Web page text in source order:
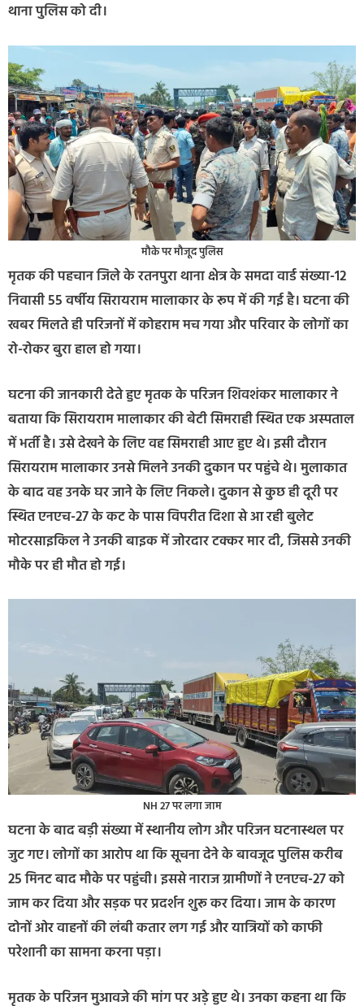
थाना पुलिस को दी।
मौके पर मौजूद पुलिस
मृतक की पहचान जिले के रतनपुरा थाना क्षेत्र के समदा वार्ड संख्या-12
निवासी 55 वर्षीय सिरायराम मालाकार के रूप में की गई है। घटना की
खबर मिलते ही परिजनों में कोहराम मच गया और परिवार के लोगों का
रो-रोकर बुरा हाल हो गया।
घटना की जानकारी देते हुए मृतक के परिजन शिवशंकर मालाकार ने
बताया कि सिरायराम मालाकार की बेटी सिमराही स्थित एक अस्पताल
में भर्ती है। उसे देखने के लिए वह सिमराही आए हुए थे। इसी दौरान
सिरायराम मालाकार उनसे मिलने उनकी दुकान पर पहुंचे थे। मुलाकात
के बाद वह उनके घर जाने के लिए निकले। दुकान से कुछ ही दूरी पर
स्थित एनएच-27 के कट के पास विपरीत दिशा से आ रही बुलेट
मोटरसाइकिल ने उनकी बाइक में जोरदार टक्कर मार दी, जिससे उनकी
मौके पर ही मौत हो गई।
NH 27 पर लगा जाम
घटना के बाद बड़ी संख्या में स्थानीय लोग और परिजन घटनास्थल पर
जुट गए। लोगों का आरोप था कि सूचना देने के बावजूद पुलिस करीब
25 मिनट बाद मौके पर पहुंची। इससे नाराज ग्रामीणों ने एनएच-27 को
जाम कर दिया और सड़क पर प्रदर्शन शुरू कर दिया। जाम के कारण
दोनों ओर वाहनों की लंबी कतार लग गई और यात्रियों को काफी
परेशानी का सामना करना पड़ा।
मृतक के परिजन मुआवजे की मांग पर अड़े हुए थे। उनका कहना था कि